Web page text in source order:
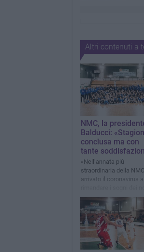
Altri contenuti a
NMC, la
Balducci:
conclusa ma con
tante
«Nell’annata più
straordinaria della
arrivato il coronavirus a
atleti»